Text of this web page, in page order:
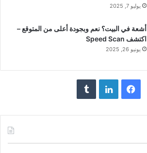
يوليو 7, 2025
أشعة في البيت؟ نعم وبجودة أعلى من المتوقع –
اكتشف Speed Scan
يونيو 26, 2025
فيسبوكلينكدإن
‏Tumblr